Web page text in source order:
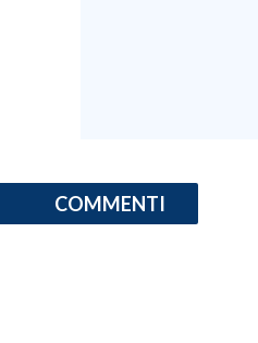
COMMENTI